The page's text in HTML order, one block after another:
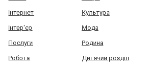
Інтернет Культура
Інтер'єр Мода
Послуги Родина
Робота Дитячий розділ